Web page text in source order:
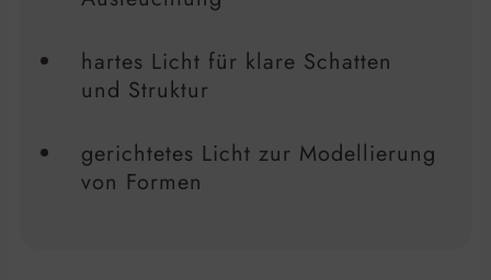
hartes Licht für klare Schatten
und Struktur
gerichtetes Licht zur Modellierung
von Formen